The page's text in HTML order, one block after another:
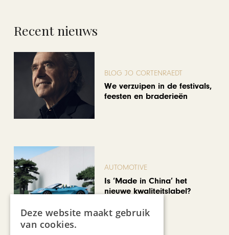
Recent nieuws
BLOG JO CORTENRAEDT
We verzuipen in de festivals,
feesten en braderieën
AUTOMOTIVE
Is ‘Made in China’ het
nieuwe kwaliteitslabel?
Deze website maakt gebruik
van cookies.